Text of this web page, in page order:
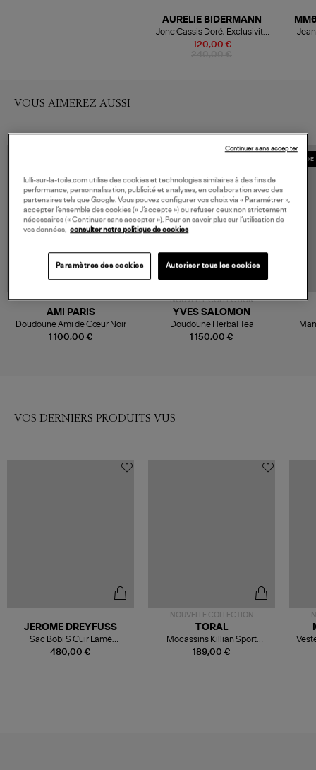
120,00 €
AURELIE BIDERMANN
Jonc Cassis Doré, Exclusivité
Lulli
VOUS AIMEREZ AUSSI
1 100,00 €
AMI PARIS
Doudoune Ami de Cœur Noir
NOUVELLE COLLECTION
1 150,00 €
YVES SALOMON
Doudoune Herbal Tea
VOS DERNIERS PRODUITS VUS
480,00 €
JEROME DREYFUSS
Sac Bobi S Cuir Lamé
Champagne
NOUVELLE COLLECTION
189,00 €
TORAL
Mocassins Killian Sport
Mousse
lulli-sur-la-toile.com utilise des cookies et technologies similaires à des fins de
performance, personnalisation, publicité et analyses, en collaboration avec des
partenaires tels que Google. Vous pouvez configurer vos choix via « Paramétrer »,
accepter l’ensemble des cookies (« J’accepte ») ou refuser ceux non strictement
nécessaires (« Continuer sans accepter »). Pour en savoir plus sur l’utilisation de
vos données, consulter notre politique de cookies
Paramètres des cookies Autoriser tous les cookies
Continuer sans accepter